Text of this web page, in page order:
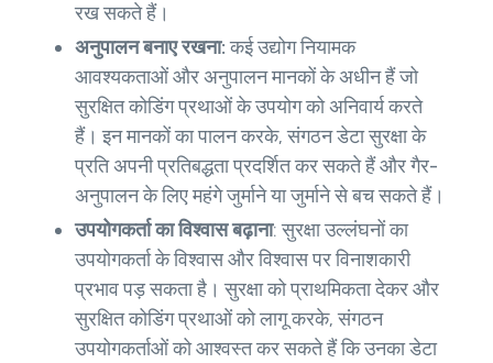
रख सकते हैं।
अनुपालन बनाए रखना:कई उद्योग नियामक
आवश्यकताओं और अनुपालन मानकों के अधीन हैं जो
सुरक्षित कोडिंग प्रथाओं के उपयोग को अनिवार्य करते
हैं। इन मानकों का पालन करके, संगठन डेटा सुरक्षा के
प्रति अपनी प्रतिबद्धता प्रदर्शित कर सकते हैं और गैर-
अनुपालन के लिए महंगे जुर्माने या जुर्माने से बच सकते हैं।
उपयोगकर्ता का विश्वास बढ़ाना: सुरक्षा उल्लंघनों का
उपयोगकर्ता के विश्वास और विश्वास पर विनाशकारी
प्रभाव पड़ सकता है। सुरक्षा को प्राथमिकता देकर और
सुरक्षित कोडिंग प्रथाओं को लागू करके, संगठन
उपयोगकर्ताओं को आश्वस्त कर सकते हैं कि उनका डेटा